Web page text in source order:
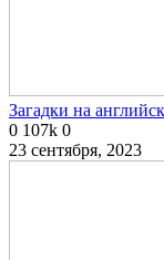
Загадки на
0 107k 0
23 сентября, 2023